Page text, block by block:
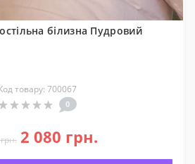
білизна Пудровий
товару: 700067
0
2 080 грн.